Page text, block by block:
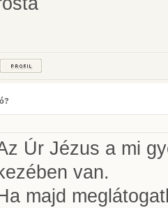
Úr Jézus a mi
van.
majd